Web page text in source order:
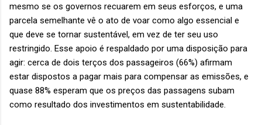
mesmo se os governos recuarem em seus esforços, e uma
parcela semelhante vê o ato de voar como algo essencial e
que deve se tornar sustentável, em vez de ter seu uso
restringido. Esse apoio é respaldado por uma disposição para
agir: cerca de dois terços dos passageiros (66%) afirmam
estar dispostos a pagar mais para compensar as emissões, e
quase 88% esperam que os preços das passagens subam
como resultado dos investimentos em sustentabilidade.